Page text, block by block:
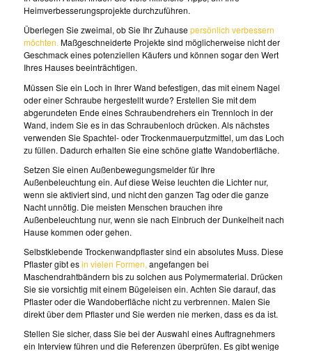
Heimverbesserungsprojekte durchzuführen.
Überlegen Sie zweimal, ob Sie Ihr Zuhausepersönlich verbessern
möchten. Maßgeschneiderte Projekte sind möglicherweise nicht der
Geschmack eines potenziellen Käufers und können sogar den Wert
Ihres Hauses beeinträchtigen.
Müssen Sie ein Loch in Ihrer Wand befestigen, das mit einem Nagel
oder einer Schraube hergestellt wurde? Erstellen Sie mit dem
abgerundeten Ende eines Schraubendrehers ein Trennloch in der
Wand, indem Sie es in das Schraubenloch drücken. Als nächstes
verwenden Sie Spachtel- oder Trockenmauerputzmittel, um das Loch
zu füllen. Dadurch erhalten Sie eine schöne glatte Wandoberfläche.
Setzen Sie einen Außenbewegungsmelder für Ihre
Außenbeleuchtung ein. Auf diese Weise leuchten die Lichter nur,
wenn sie aktiviert sind, und nicht den ganzen Tag oder die ganze
Nacht unnötig. Die meisten Menschen brauchen ihre
Außenbeleuchtung nur, wenn sie nach Einbruch der Dunkelheit nach
Hause kommen oder gehen.
Selbstklebende Trockenwandpflaster sind ein absolutes Muss. Diese
Pflaster gibt esin vielen Formen, angefangen bei
Maschendrahtbändern bis zu solchen aus Polymermaterial. Drücken
Sie sie vorsichtig mit einem Bügeleisen ein. Achten Sie darauf, das
Pflaster oder die Wandoberfläche nicht zu verbrennen. Malen Sie
direkt über dem Pflaster und Sie werden nie merken, dass es da ist.
Stellen Sie sicher, dass Sie bei der Auswahl eines Auftragnehmers
ein Interview führen und die Referenzen überprüfen. Es gibt wenige